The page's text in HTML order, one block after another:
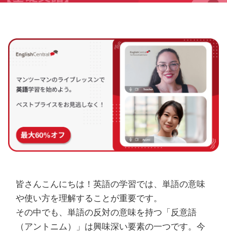
プ
皆さんこんにちは！英語の学習では、単語の意味
や使い方を理解することが重要です。
その中でも、単語の反対の意味を持つ「反意語
（アントニム）」は興味深い要素の一つです。今